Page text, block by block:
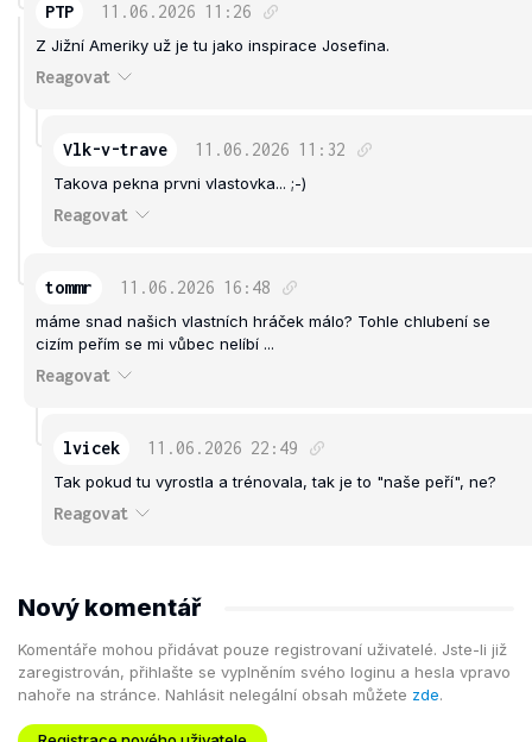
PTP 11.06.2026 11:26
Z Jižní Ameriky už je tu jako inspirace Josefina.
Reagovat
Vlk-v-trave 11.06.2026 11:32
Takova pekna prvni vlastovka... ;-)
Reagovat
tommr 11.06.2026 16:48
máme snad našich vlastních hráček málo? Tohle chlubení se
cizím peřím se mi vůbec nelíbí ...
Reagovat
lvicek 11.06.2026 22:49
Tak pokud tu vyrostla a trénovala, tak je to "naše peří", ne?
Reagovat
Nový komentář
Komentáře mohou přidávat pouze registrovaní uživatelé. Jste-li již
zaregistrován, přihlašte se vyplněním svého loginu a hesla vpravo
nahoře na stránce. Nahlásit nelegální obsah můžete zde.